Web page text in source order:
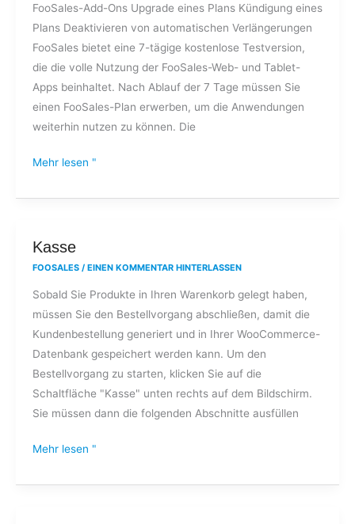
FooSales-Add-Ons Upgrade eines Plans Kündigung eines
Plans Deaktivieren von automatischen Verlängerungen
FooSales bietet eine 7-tägige kostenlose Testversion,
die die volle Nutzung der FooSales-Web- und Tablet-
Apps beinhaltet. Nach Ablauf der 7 Tage müssen Sie
einen FooSales-Plan erwerben, um die Anwendungen
weiterhin nutzen zu können. Die
Mehr lesen "
Kasse
FOOSALES / EINEN KOMMENTAR HINTERLASSEN
Sobald Sie Produkte in Ihren Warenkorb gelegt haben,
müssen Sie den Bestellvorgang abschließen, damit die
Kundenbestellung generiert und in Ihrer WooCommerce-
Datenbank gespeichert werden kann. Um den
Bestellvorgang zu starten, klicken Sie auf die
Schaltfläche "Kasse" unten rechts auf dem Bildschirm.
Sie müssen dann die folgenden Abschnitte ausfüllen
Kasse
Mehr lesen "